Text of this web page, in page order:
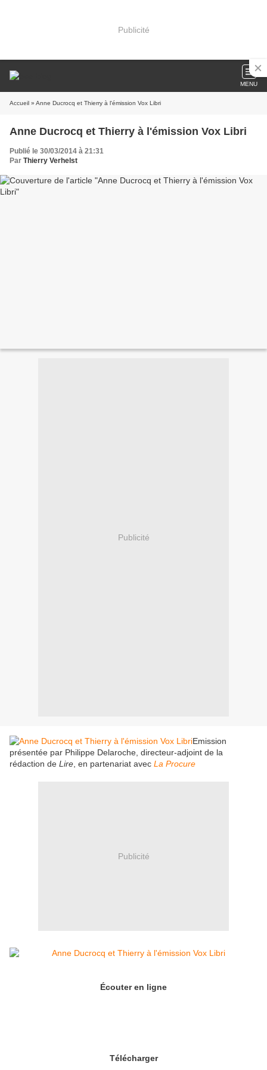
Publicité
MENU
Accueil » Anne Ducrocq et Thierry à l'émission Vox Libri
Anne Ducrocq et Thierry à l'émission Vox Libri
Publié le 30/03/2014 à 21:31
Par Thierry Verhelst
Publicité
Emission
présentée par Philippe Delaroche, directeur-adjoint de la
rédaction de Lire , en partenariat avec La Procure
Publicité
Écouter en ligne
Télécharger